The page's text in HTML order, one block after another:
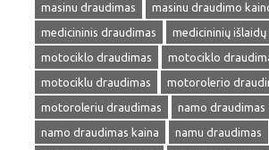
masinu draudimas
masinu draudimo
medicininis draudimas
medicininių
motociklo draudimas
motociklo
motociklu draudimas
motorolerio
motoroleriu draudimas
namo draudimas
namo draudimas kaina
namu draudimas